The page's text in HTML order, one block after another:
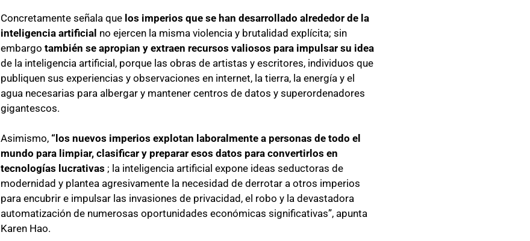
Concretamente señala que los imperios que se han desarrollado alrededor de la
inteligencia artificial no ejercen la misma violencia y brutalidad explícita; sin
embargo también se apropian y extraen recursos valiosos para impulsar su idea
de la inteligencia artificial, porque las obras de artistas y escritores, individuos que
publiquen sus experiencias y observaciones en internet, la tierra, la energía y el
agua necesarias para albergar y mantener centros de datos y superordenadores
gigantescos.
Asimismo, “los nuevos imperios explotan laboralmente a personas de todo el
mundo para limpiar, clasificar y preparar esos datos para convertirlos en
tecnologías lucrativas ; la inteligencia artificial expone ideas seductoras de
modernidad y plantea agresivamente la necesidad de derrotar a otros imperios
para encubrir e impulsar las invasiones de privacidad, el robo y la devastadora
automatización de numerosas oportunidades económicas significativas”, apunta
Karen Hao.